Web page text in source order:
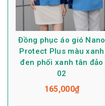
Đồng phục áo gió Nano
Protect Plus màu xanh
đen phối xanh tân đảo
02
165,000₫